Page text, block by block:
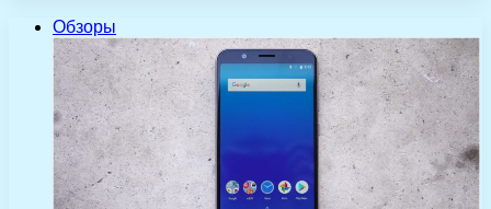
Обзоры